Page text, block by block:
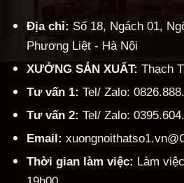
Địa chỉ: Số 18, Ngách 01,
Phương Liệt - Hà Nội
XƯỞNG SẢN XUẤT: Thạch
Tư vấn 1: Tel/ Zalo:
Tư vấn 2: Tel/ Zalo:
Email:
Thời gian làm việc: Làm